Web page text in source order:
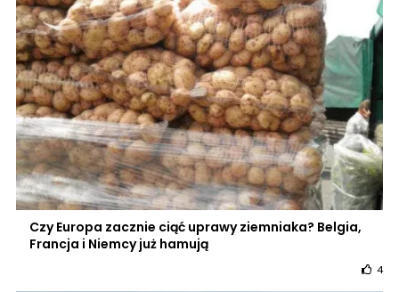
Czy Europa zacznie ciąć uprawy ziemniaka? Belgia,
Francja i Niemcy już hamują
4